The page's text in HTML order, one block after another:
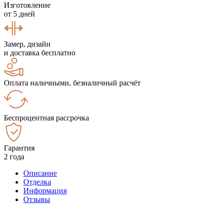
Изготовление
от 5 дней
Замер, дизайн
и доставка бесплатно
Оплата наличными, безналичный расчёт
Беспроцентная рассрочка
Гарантия
2 года
Описание
Отделка
Информация
Отзывы